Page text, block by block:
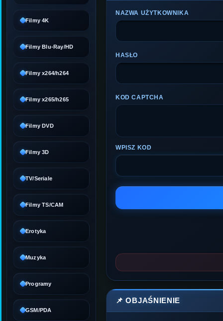
Filmy 4K
Filmy Blu-Ray/HD
Filmy x264/h264
Filmy x265/h265
Filmy DVD
Filmy 3D
TV/Seriale
Filmy TS/CAM
Erotyka
Muzyka
Programy
GSM/PDA
NAZWA UŻYTKOWNIKA
HASŁO
KOD CAPTCHA
WPISZ KOD
📌 OBJAŚNIENIE